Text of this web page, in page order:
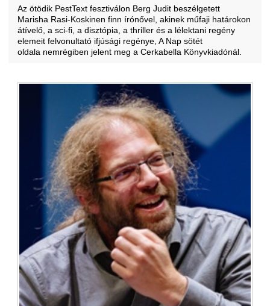
Az ötödik PestText fesztiválon Berg Judit beszélgetett
Marisha Rasi-Koskinen finn írónővel, akinek műfaji határokon
átívelő, a sci-fi, a disztópia, a thriller és a lélektani regény
elemeit felvonultató ifjúsági regénye, A Nap sötét
oldala nemrégiben jelent meg a Cerkabella Könyvkiadónál.